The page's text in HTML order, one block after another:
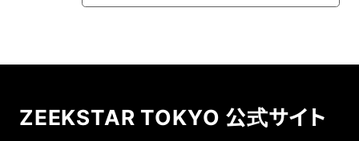
SCHOOL
PARTNERS
SHOP
ZEEKSTAR TOKYO 公式サイト